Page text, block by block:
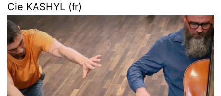
Cie KASHYL (fr)